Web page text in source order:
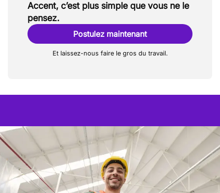
Accent, c’est plus simple que vous ne le
pensez.
Postulez maintenant
Et laissez-nous faire le gros du travail.